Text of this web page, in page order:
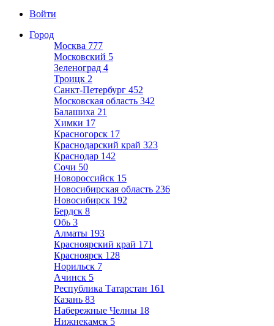
Войти
Город
Москва 777
Московский 5
Зеленоград 4
Троицк 2
Санкт-Петербург 452
Московская область 342
Балашиха 21
Химки 17
Красногорск 17
Краснодарский край 323
Краснодар 142
Сочи 50
Новороссийск 15
Новосибирская область 236
Новосибирск 192
Бердск 8
Обь 3
Алматы 193
Красноярский край 171
Красноярск 128
Норильск 7
Ачинск 5
Республика Татарстан 161
Казань 83
Набережные Челны 18
Нижнекамск 5